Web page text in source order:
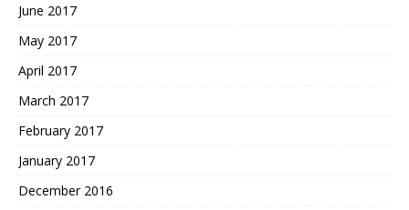
June 2017
May 2017
April 2017
March 2017
February 2017
January 2017
December 2016